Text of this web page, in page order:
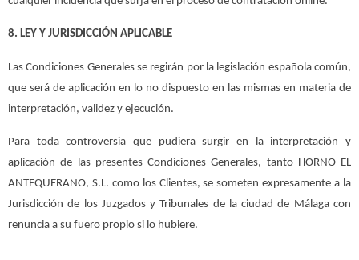
8. LEY Y JURISDICCIÓN APLICABLE
Las Condiciones Generales se regirán por la legislación española común,
que será de aplicación en lo no dispuesto en las mismas en materia de
interpretación, validez y ejecución.
Para toda controversia que pudiera surgir en la interpretación y
aplicación de las presentes Condiciones Generales, tanto HORNO EL
ANTEQUERANO, S.L. como los Clientes, se someten expresamente a la
Jurisdicción de los Juzgados y Tribunales de la ciudad de Málaga con
renuncia a su fuero propio si lo hubiere.